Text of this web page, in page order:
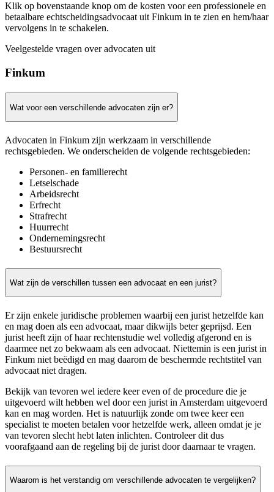
Klik op bovenstaande knop om de kosten voor een professionele en
betaalbare echtscheidingsadvocaat uit Finkum in te zien en hem/haar
vervolgens in te schakelen.
Veelgestelde vragen over advocaten uit
Finkum
Wat voor een verschillende advocaten zijn er?
Advocaten in Finkum zijn werkzaam in verschillende
rechtsgebieden. We onderscheiden de volgende rechtsgebieden:
Personen- en familierecht
Letselschade
Arbeidsrecht
Erfrecht
Strafrecht
Huurrecht
Ondernemingsrecht
Bestuursrecht
Wat zijn de verschillen tussen een advocaat en een jurist?
Er zijn enkele juridische problemen waarbij een jurist hetzelfde kan
en mag doen als een advocaat, maar dikwijls beter geprijsd. Een
jurist heeft zijn of haar rechtenstudie wel volledig afgerond en is
daarmee net zo bekwaam als een advocaat. Niettemin is een jurist in
Finkum niet beëdigd en mag daarom de beschermde rechtstitel van
advocaat niet dragen.
Bekijk van tevoren wel iedere keer even of de procedure die je
uitgevoerd wilt hebben wel door een jurist in Amsterdam uitgevoerd
kan en mag worden. Het is natuurlijk zonde om twee keer een
specialist te moeten betalen voor hetzelfde werk, alleen omdat je je
van tevoren slecht hebt laten inlichten. Controleer dit dus
voorafgaand aan de regeling bij de jurist door daarnaar te vragen.
Waarom is het verstandig om verschillende advocaten te vergelijken?